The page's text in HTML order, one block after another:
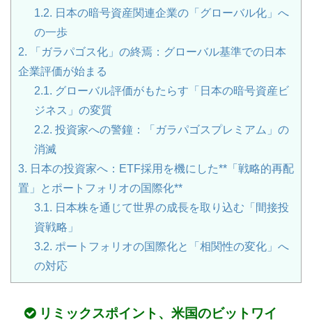
1.2. 日本の暗号資産関連企業の「グローバル化」へ
の一歩
2. 「ガラパゴス化」の終焉：グローバル基準での日本
企業評価が始まる
2.1. グローバル評価がもたらす「日本の暗号資産ビ
ジネス」の変質
2.2. 投資家への警鐘：「ガラパゴスプレミアム」の
消滅
3. 日本の投資家へ：ETF採用を機にした**「戦略的再配
置」とポートフォリオの国際化**
3.1. 日本株を通じて世界の成長を取り込む「間接投
資戦略」
3.2. ポートフォリオの国際化と「相関性の変化」へ
の対応
リミックスポイント、 米国のビットワイ